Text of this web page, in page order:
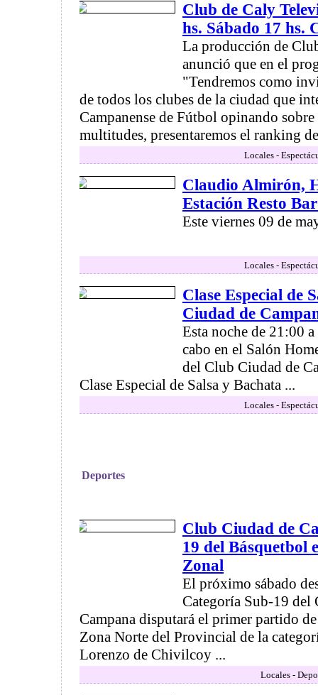
Club de Caly
hs. Sábado 17 hs.
La producción de
anunció que en el
"Tendremos como
de todos los clubes de la ciudad que
Campanense de Fútbol opinando
multitudes, presentaremos el ranking
Locales -
Claudio Almirón,
Estación Resto
Este viernes 09 de
Locales -
Clase Especial de
Ciudad de
Esta noche de 21:00
cabo en el Salón
del Club Ciudad de
Clase Especial de Salsa y Bachata ...
Locales -
Deportes
Club Ciudad de
19 del Básquetbol
Zonal
El próximo sábado
Categoría Sub-19 del
Campana disputará el primer partido
Zona Norte del Provincial de la
Lorenzo de Chivilcoy ...
Locales -